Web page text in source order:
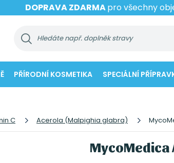
DOPRAVA ZDARMApro všechny
PŘÍRODNÍ KOSMETIKA SPECIÁLNÍ
C Acerola (Malpighia glabra)
MycoMedica